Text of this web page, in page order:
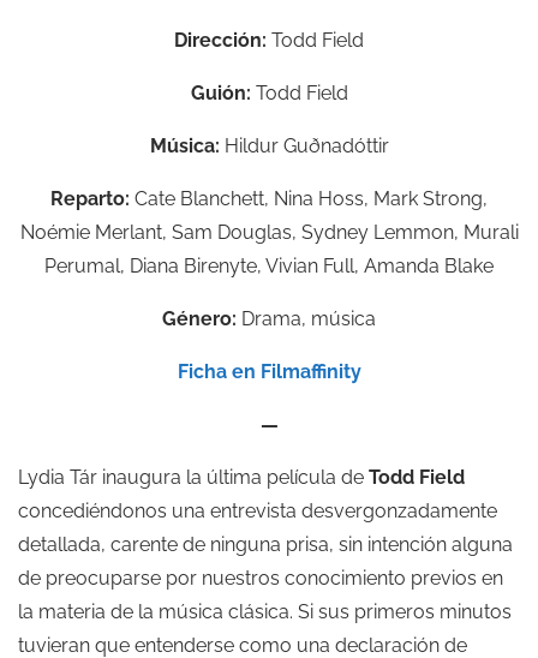
Dirección: Todd Field
Guión: Todd Field
Música: Hildur Guðnadóttir
Reparto: Cate Blanchett, Nina Hoss, Mark Strong,
Noémie Merlant, Sam Douglas, Sydney Lemmon, Murali
Perumal, Diana Birenyte, Vivian Full, Amanda Blake
Género: Drama, música
Ficha en Filmaffinity
—
Lydia Tár inaugura la última película de Todd Field
concediéndonos una entrevista desvergonzadamente
detallada, carente de ninguna prisa, sin intención alguna
de preocuparse por nuestros conocimiento previos en
la materia de la música clásica. Si sus primeros minutos
tuvieran que entenderse como una declaración de